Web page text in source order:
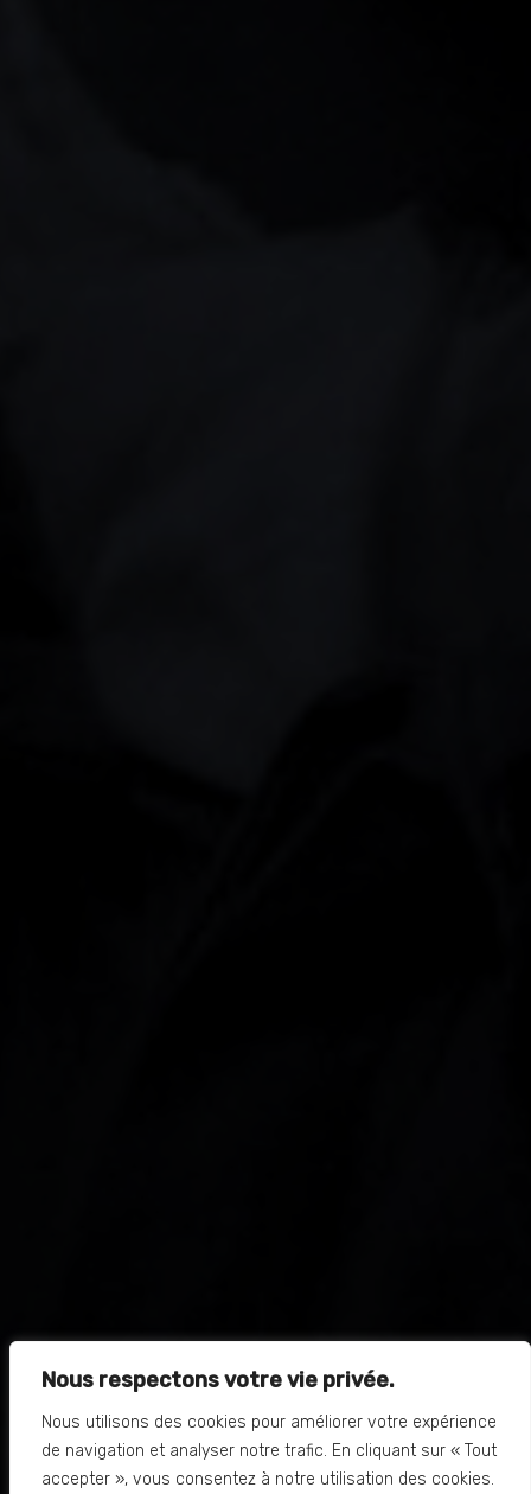
Nous respectons votre vie privée.
Nous utilisons des cookies pour améliorer votre expérience
de navigation et analyser notre trafic. En cliquant sur « Tout
accepter », vous consentez à notre utilisation des cookies.